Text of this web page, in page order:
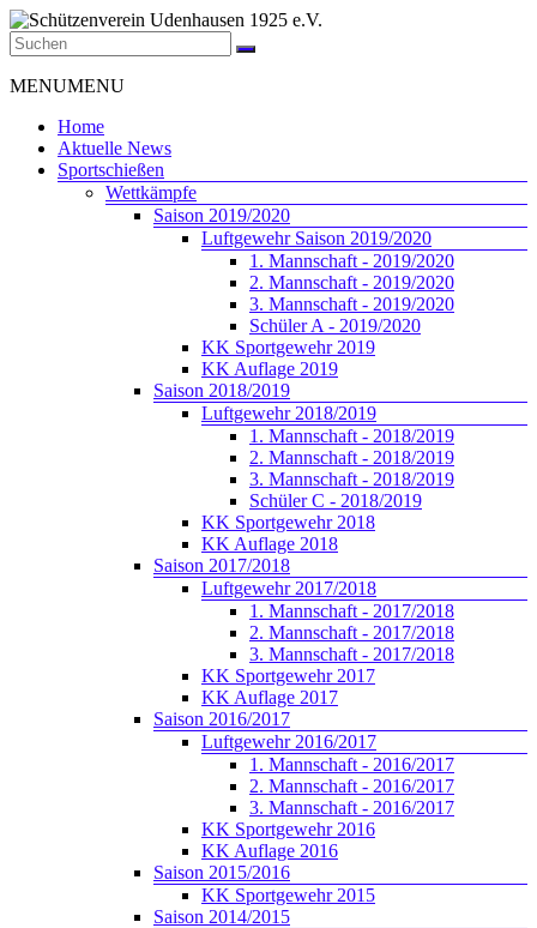
Zum
Inhalt
springen
Schützenverein
Udenhausen
e.V.
Schützenverein
Menü
MENUMENU
Home
Aktuelle News
Sportschießen
Wettkämpfe
Saison 2019/2020
Luftgewehr Saison 2019/2020
1. Mannschaft - 2019/2020
2. Mannschaft - 2019/2020
3. Mannschaft - 2019/2020
Schüler A - 2019/2020
KK Sportgewehr 2019
KK Auflage 2019
Saison 2018/2019
Luftgewehr 2018/2019
1. Mannschaft - 2018/2019
2. Mannschaft - 2018/2019
3. Mannschaft - 2018/2019
Schüler C - 2018/2019
KK Sportgewehr 2018
KK Auflage 2018
Saison 2017/2018
Luftgewehr 2017/2018
1. Mannschaft - 2017/2018
2. Mannschaft - 2017/2018
3. Mannschaft - 2017/2018
KK Sportgewehr 2017
KK Auflage 2017
Saison 2016/2017
Luftgewehr 2016/2017
1. Mannschaft - 2016/2017
2. Mannschaft - 2016/2017
3. Mannschaft - 2016/2017
KK Sportgewehr 2016
KK Auflage 2016
Saison 2015/2016
KK Sportgewehr 2015
Saison 2014/2015